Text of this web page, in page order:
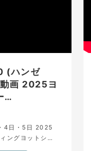
(ハンゼ
画 2025ヨ
…
4日・5日 2025
ングヨットショ